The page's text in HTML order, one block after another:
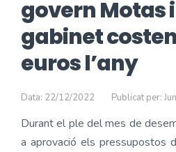
govern Motas
gabinet
euros l’any
Data: 22/12/2022 Publicat per:
Durant el ple del mes de
a aprovació els pressupostos